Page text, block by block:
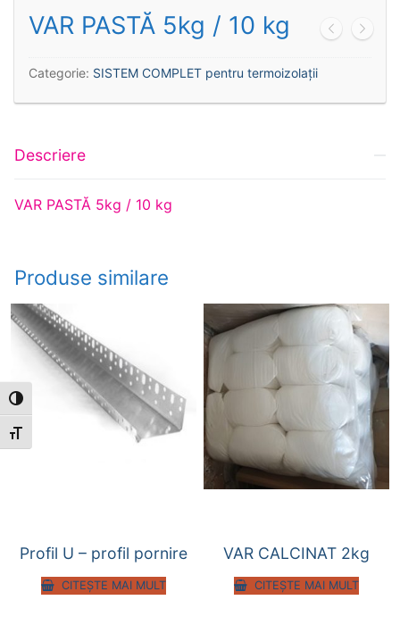
Toggle High Contrast
Toggle Font size
VAR PASTĂ 5kg / 10 kg
Categorie: SISTEM COMPLET pentru termoizolaţii
Descriere
VAR PASTĂ 5kg / 10 kg
Produse similare
Profil U – profil pornire
CITEȘTE MAI MULT
VAR CALCINAT 2kg
CITEȘTE MAI MULT